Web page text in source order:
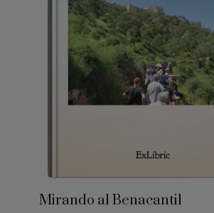
Mirando al Benacantil